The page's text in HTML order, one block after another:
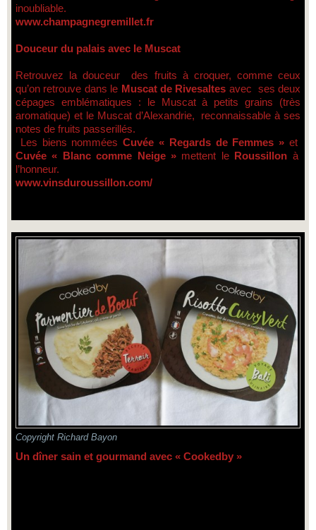
inoubliable.
www.champagnegremillet.fr
Douceur du palais avec le Muscat
Retrouvez la douceur des fruits à croquer, comme ceux
qu’on retrouve dans le Muscat de Rivesaltes avec ses deux
cépages emblématiques : le Muscat à petits grains (très
aromatique) et le Muscat d’Alexandrie, reconnaissable à ses
notes de fruits passerillés.
Les biens nomméesCuvée « Regards de Femmes » et
Cuvée « Blanc comme Neige » mettent leRoussillon à
l’honneur.
www.vinsduroussillon.com/
Copyright Richard Bayon
Un dîner sain et gourmand avec « Cookedby »